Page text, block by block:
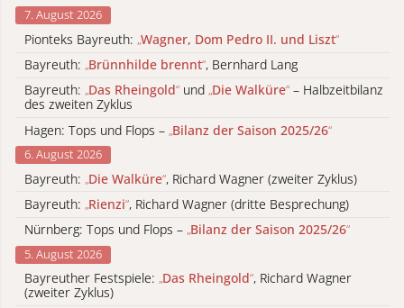
7. August 2026
Pionteks Bayreuth: „Wagner, Dom Pedro II. und Liszt“
Bayreuth: „Brünnhilde brennt“, Bernhard Lang
Bayreuth: „Das Rheingold“ und „Die Walküre“ – Halbzeitbilanz
des zweiten Zyklus
Hagen: Tops und Flops – „Bilanz der Saison 2025/26“
6. August 2026
Bayreuth: „Die Walküre“, Richard Wagner (zweiter Zyklus)
Bayreuth: „Rienzi“, Richard Wagner (dritte Besprechung)
Nürnberg: Tops und Flops – „Bilanz der Saison 2025/26“
5. August 2026
Bayreuther Festspiele: „Das Rheingold“, Richard Wagner
(zweiter Zyklus)